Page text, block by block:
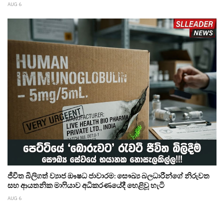
AUG 6
ජීවිත බිලිගත් ව්‍යාජ ඖෂධ ජාවාරම: සෞඛ්‍ය බලධාරීන්ගේ නිරුවත
සහ ආයතනික මාෆියාව අධිකරණයේදී හෙළිවූ හැටි
AUG 6